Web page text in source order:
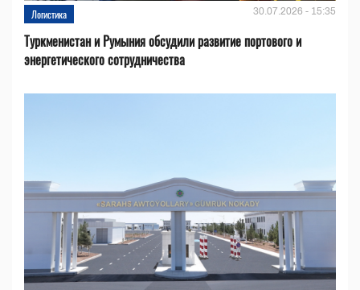
Логистика 30.07.2026 - 15:35
Туркменистан и Румыния обсудили развитие портового и
энергетического сотрудничества